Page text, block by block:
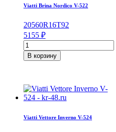
Q
Viatti Brina Nordico V-522
20560R16T92
5155 ₽
Количество
товара
Viatti
V-
522
92
В корзину
Viatti Vettore Inverno V-524